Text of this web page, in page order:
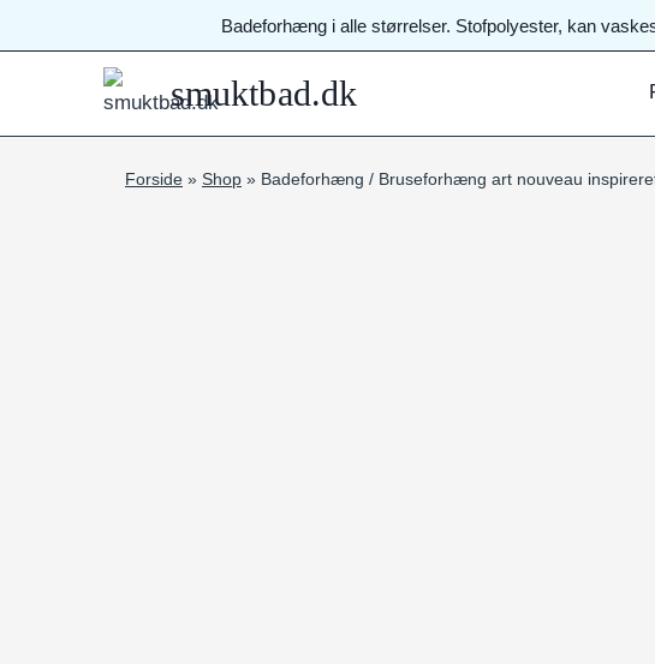
til
Badeforhæng i alle størrelser. Stofpolyester, kan
smuktbad.dk
Forside » Shop » Badeforhæng / Bruseforhæng art nouveau